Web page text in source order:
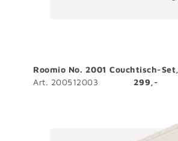
Roomio No. 2001 Couchtisch-Set,
Art. 200512003 299,-